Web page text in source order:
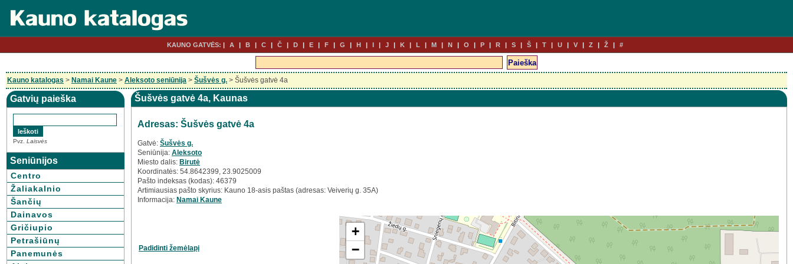
KAUNO GATVĖS: A B C Č D E F G H I J K L M N O P R S Š T U V Z Ž #
Kauno katalogas > Namai Kaune > Aleksoto seniūnija > Šušvės g. > Šušvės gatvė 4a
Gatvių paieška
Pvz. Laisvės
Seniūnijos
Centro
Žaliakalnio
Šančių
Dainavos
Gričiupio
Petrašiūnų
Panemunės
Šušvės gatvė 4a, Kaunas
Adresas: Šušvės gatvė 4a
Gatvė: Šušvės g.
Seniūnija: Aleksoto
Miesto dalis: Birutė
Koordinatės: 54.8642399, 23.9025009
Pašto indeksas (kodas): 46379
Artimiausias pašto skyrius: Kauno 18-asis paštas (adresas: Veiverių g. 35A)
Informacija: Namai Kaune
Padidinti žemėlapį
+
−